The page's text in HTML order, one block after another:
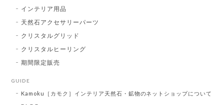
インテリア用品
天然石アクセサリーパーツ
クリスタルグリッド
クリスタルヒーリング
期間限定販売
GUIDE
Kamoku［カモク］インテリア天然石・鉱物のネットショップについて